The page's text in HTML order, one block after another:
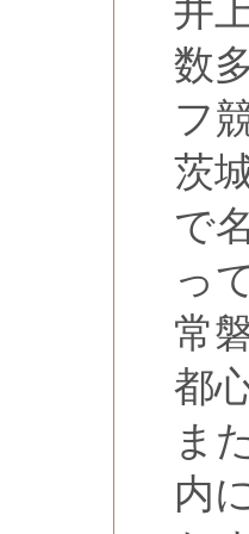
井
数
フ
茨
で
っ
常
都
ま
内